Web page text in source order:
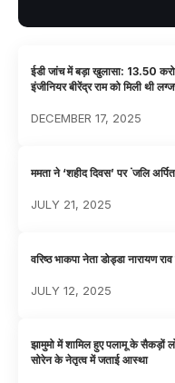
ईडी जांच में बड़ा खुलासा: 13.50
इंजीनियर बीरेंद्र राम को मिली थी
DECEMBER 17, 2025
ममता ने ‘शहीद दिवस’ पर ंजलि
JULY 21, 2025
वरिष्ठ भाकपा नेता डोड्डा नारायण
JULY 12, 2025
झामुमो में शामिल हुए पलामू के सैकड़ों
सोरेन के नेतृत्व में जताई आस्था